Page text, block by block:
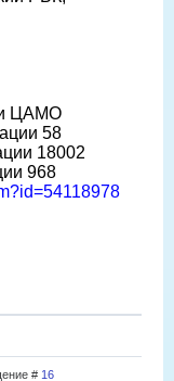
ЦАМО
58
18002
968
# 16